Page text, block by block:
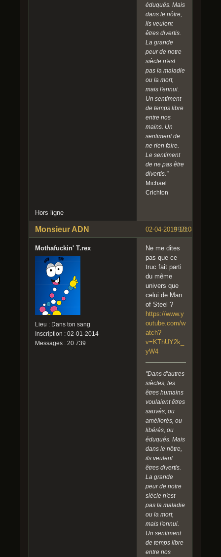
éduqués. Mais
dans le nôtre,
ils veulent
êtres divertis.
La grande
peur de notre
siècle n'est
pas la maladie
ou la mort,
mais l'ennui.
Un sentiment
de temps libre
entre nos
mains. Un
sentiment de
ne rien faire.
Le sentiment
de ne pas être
divertis."
Michael
Crichton
Hors ligne
#971
02-04-2019 18:08:58
Monsieur ADN
Mothafuckin' T.rex
Lieu : Dans ton sang
Inscription : 02-01-2014
Messages : 20 739
Ne me dites
pas que ce
truc fait parti
du même
univers que
celui de Man
of Steel ?
https://www.y
outube.com/w
atch?
v=KThUY2k_
yW4
"Dans d'autres
siècles, les
êtres humains
voulaient êtres
sauvés, ou
améliorés, ou
libérés, ou
éduqués. Mais
dans le nôtre,
ils veulent
êtres divertis.
La grande
peur de notre
siècle n'est
pas la maladie
ou la mort,
mais l'ennui.
Un sentiment
de temps libre
entre nos